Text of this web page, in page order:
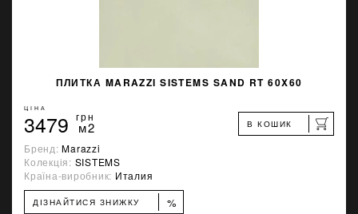
ПЛИТКА MARAZZI SISTEMS SAND RT 60X60
ЦІНА
3479 грн
м2 В КОШИК
Бренд:Marazzi
Колекція: SISTEMS
Країна-виробник: Италия
ДІЗНАЙТИСЯ ЗНИЖКУ %